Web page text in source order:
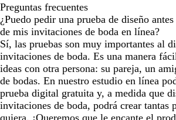
Preguntas frecuentes
¿Puedo pedir una prueba de diseño
de mis invitaciones de boda en línea?
Sí, las pruebas son muy importantes al
invitaciones de boda. Es una manera
ideas con otra persona: su pareja, un
de bodas. En nuestro estudio en línea
prueba digital gratuita y, a medida que
invitaciones de boda, podrá crear tantas
quiera. ¡Queremos que le encante el